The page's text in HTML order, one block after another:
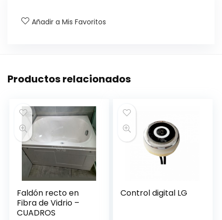
Añadir a Mis Favoritos
Productos relacionados
Faldón recto en
Fibra de Vidrio –
CUADROS
Control digital LG